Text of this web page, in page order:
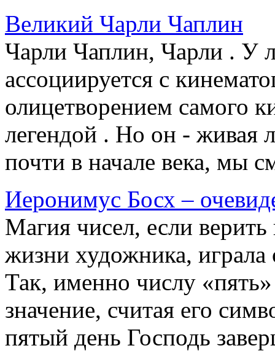
Великий Чарли Чаплин
Чарли Чаплин, Чарли . У
ассоциируется с
олицетворением самого
легендой . Но он - живая
почти в начале века, мы
Иеронимус Босх –
Магия чисел, если
жизни художника,
Так, именно числу
значение, считая его
пятый день Господь